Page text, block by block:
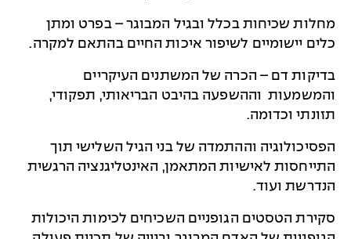
מחלות שכיחות בכלל ובגיל המבוגר – בפרט ומתן
כלים יישומיים לשיפור איכות החיים בהתאם למקרה.
בדיקות דם – הכרה של המשתנים העיקריים
והמשמעות וההשפעה בהיבט הבריאותי, תפקודי,
תזונתי וכדומה.
הפסיכולוגיה וההתמדה של בני הגיל השלישי תוך
התייחסות לאישיות המתאמן, האינטליגנציה הרגשית
הנדרשת ועוד.
סקירת הטסטים הגופניים השכיחים לכימות היכולות